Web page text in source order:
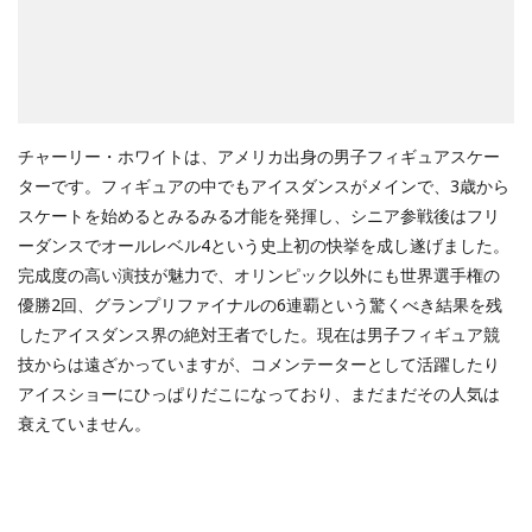
チャーリー・ホワイトは、アメリカ出身の男子フィギュアスケー
ターです。フィギュアの中でもアイスダンスがメインで、3歳から
スケートを始めるとみるみる才能を発揮し、シニア参戦後はフリ
ーダンスでオールレベル4という史上初の快挙を成し遂げました。
完成度の高い演技が魅力で、オリンピック以外にも世界選手権の
優勝2回、グランプリファイナルの6連覇という驚くべき結果を残
したアイスダンス界の絶対王者でした。現在は男子フィギュア競
技からは遠ざかっていますが、コメンテーターとして活躍したり
アイスショーにひっぱりだこになっており、まだまだその人気は
衰えていません。